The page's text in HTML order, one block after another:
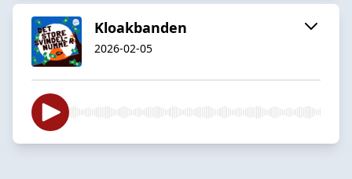
Kloakbanden
2026-02-05